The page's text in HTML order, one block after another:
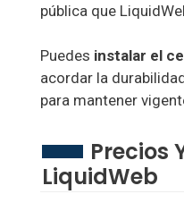
pública que
Puedes instalar el
acordar la
para mantener
Precios
LiquidWeb